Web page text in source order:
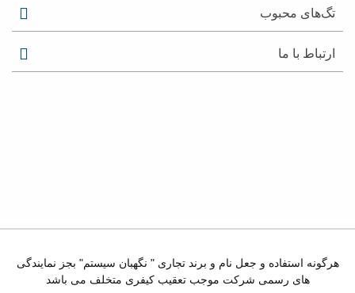
تگ‌های محبوب
ارتباط با ما
هرگونه استفاده و جعل نام و برند تجاری " نگهبان سیستم" بجز نمایندگی
های رسمی شرکت موجب تعقیب کیفری متخلف می باشد